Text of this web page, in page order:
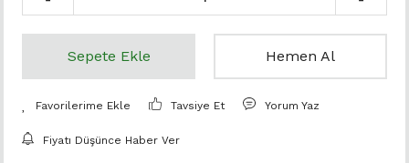
Sepete Ekle Hemen Al
Tavsiye Et Yorum Yaz
Fiyatı Düşünce Haber Ver